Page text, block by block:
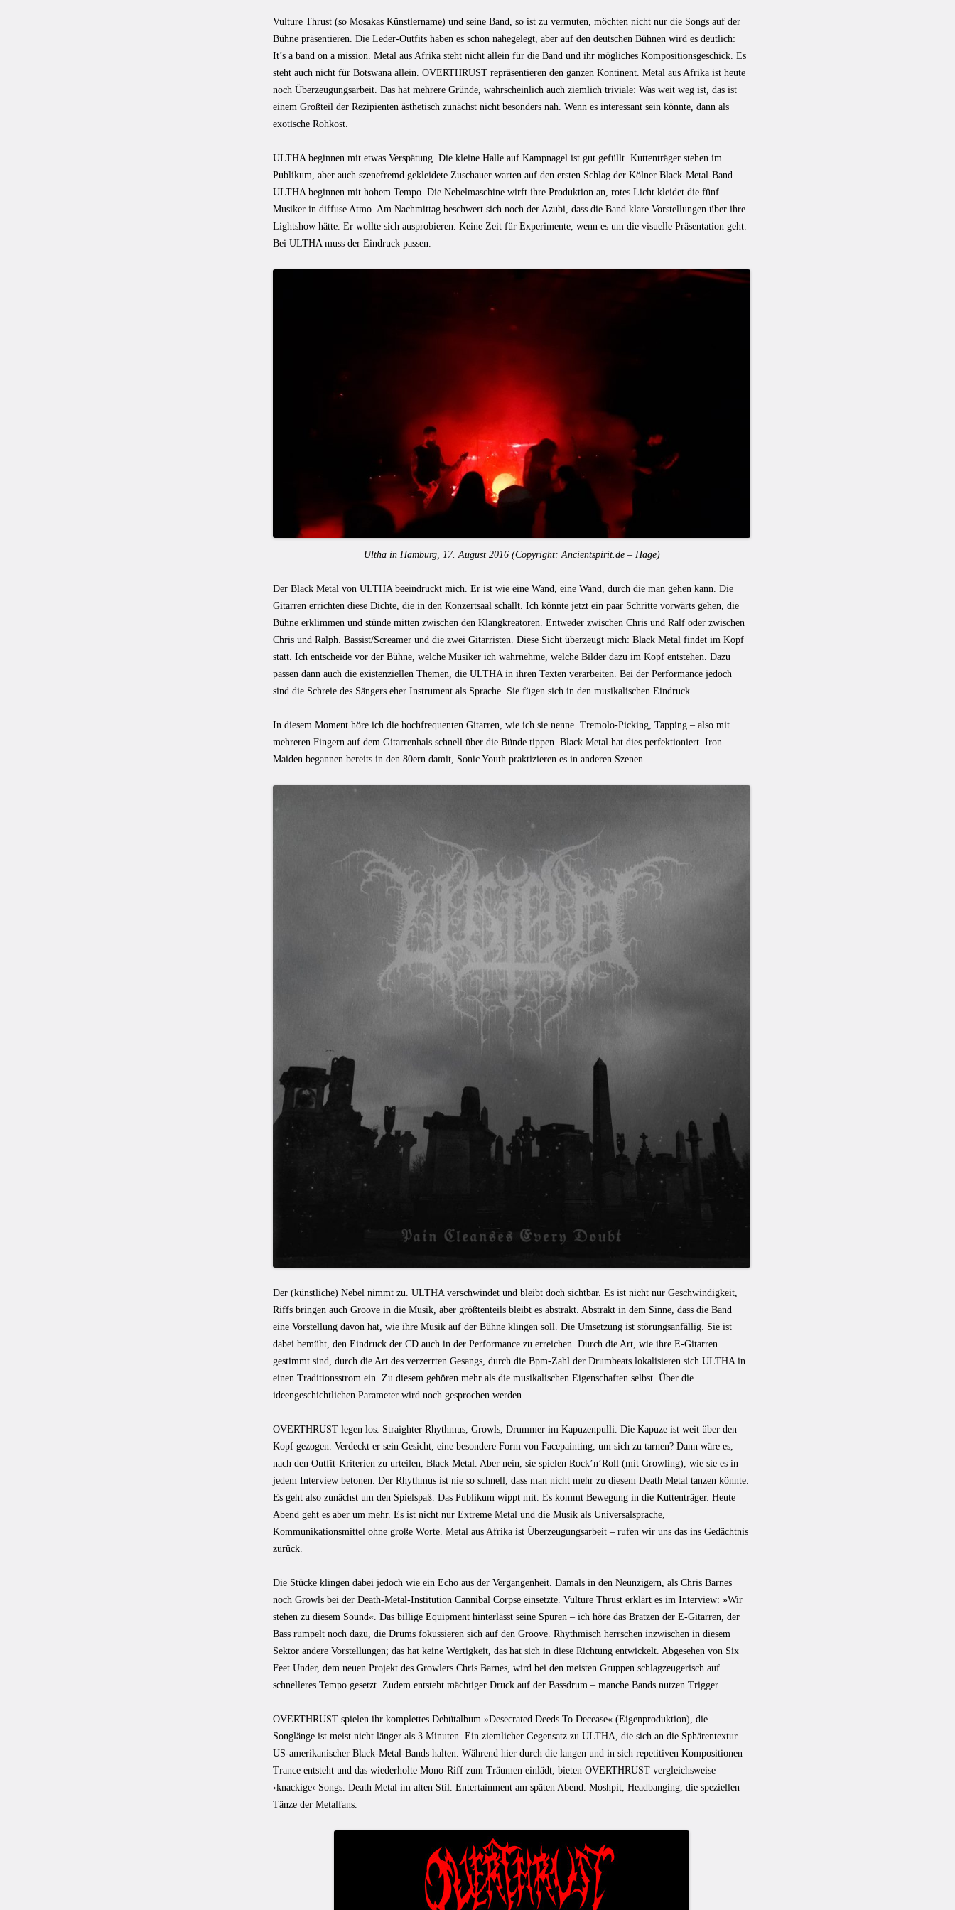
Vulture Thrust (so Mosakas Künstlername) und seine Band, so ist zu vermuten, möchten nicht nur die Songs auf der
Bühne präsentieren. Die Leder-Outfits haben es schon nahegelegt, aber auf den deutschen Bühnen wird es deutlich:
It’s a band on a mission. Metal aus Afrika steht nicht allein für die Band und ihr mögliches Kompositionsgeschick. Es
steht auch nicht für Botswana allein. OVERTHRUST repräsentieren den ganzen Kontinent. Metal aus Afrika ist heute
noch Überzeugungsarbeit. Das hat mehrere Gründe, wahrscheinlich auch ziemlich triviale: Was weit weg ist, das ist
einem Großteil der Rezipienten ästhetisch zunächst nicht besonders nah. Wenn es interessant sein könnte, dann als
exotische Rohkost.
ULTHA beginnen mit etwas Verspätung. Die kleine Halle auf Kampnagel ist gut gefüllt. Kuttenträger stehen im
Publikum, aber auch szenefremd gekleidete Zuschauer warten auf den ersten Schlag der Kölner Black-Metal-Band.
ULTHA beginnen mit hohem Tempo. Die Nebelmaschine wirft ihre Produktion an, rotes Licht kleidet die fünf
Musiker in diffuse Atmo. Am Nachmittag beschwert sich noch der Azubi, dass die Band klare Vorstellungen über ihre
Lightshow hätte. Er wollte sich ausprobieren. Keine Zeit für Experimente, wenn es um die visuelle Präsentation geht.
Bei ULTHA muss der Eindruck passen.
Ultha in Hamburg, 17. August 2016 (Copyright: Ancientspirit.de – Hage)
Der Black Metal von ULTHA beeindruckt mich. Er ist wie eine Wand, eine Wand, durch die man gehen kann. Die
Gitarren errichten diese Dichte, die in den Konzertsaal schallt. Ich könnte jetzt ein paar Schritte vorwärts gehen, die
Bühne erklimmen und stünde mitten zwischen den Klangkreatoren. Entweder zwischen Chris und Ralf oder zwischen
Chris und Ralph. Bassist/Screamer und die zwei Gitarristen. Diese Sicht überzeugt mich: Black Metal findet im Kopf
statt. Ich entscheide vor der Bühne, welche Musiker ich wahrnehme, welche Bilder dazu im Kopf entstehen. Dazu
passen dann auch die existenziellen Themen, die ULTHA in ihren Texten verarbeiten. Bei der Performance jedoch
sind die Schreie des Sängers eher Instrument als Sprache. Sie fügen sich in den musikalischen Eindruck.
In diesem Moment höre ich die hochfrequenten Gitarren, wie ich sie nenne. Tremolo-Picking, Tapping – also mit
mehreren Fingern auf dem Gitarrenhals schnell über die Bünde tippen. Black Metal hat dies perfektioniert. Iron
Maiden begannen bereits in den 80ern damit, Sonic Youth praktizieren es in anderen Szenen.
Der (künstliche) Nebel nimmt zu. ULTHA verschwindet und bleibt doch sichtbar. Es ist nicht nur Geschwindigkeit,
Riffs bringen auch Groove in die Musik, aber größtenteils bleibt es abstrakt. Abstrakt in dem Sinne, dass die Band
eine Vorstellung davon hat, wie ihre Musik auf der Bühne klingen soll. Die Umsetzung ist störungsanfällig. Sie ist
dabei bemüht, den Eindruck der CD auch in der Performance zu erreichen. Durch die Art, wie ihre E-Gitarren
gestimmt sind, durch die Art des verzerrten Gesangs, durch die Bpm-Zahl der Drumbeats lokalisieren sich ULTHA in
einen Traditionsstrom ein. Zu diesem gehören mehr als die musikalischen Eigenschaften selbst. Über die
ideengeschichtlichen Parameter wird noch gesprochen werden.
OVERTHRUST legen los. Straighter Rhythmus, Growls, Drummer im Kapuzenpulli. Die Kapuze ist weit über den
Kopf gezogen. Verdeckt er sein Gesicht, eine besondere Form von Facepainting, um sich zu tarnen? Dann wäre es,
nach den Outfit-Kriterien zu urteilen, Black Metal. Aber nein, sie spielen Rock’n’Roll (mit Growling), wie sie es in
jedem Interview betonen. Der Rhythmus ist nie so schnell, dass man nicht mehr zu diesem Death Metal tanzen könnte.
Es geht also zunächst um den Spielspaß. Das Publikum wippt mit. Es kommt Bewegung in die Kuttenträger. Heute
Abend geht es aber um mehr. Es ist nicht nur Extreme Metal und die Musik als Universalsprache,
Kommunikationsmittel ohne große Worte. Metal aus Afrika ist Überzeugungsarbeit – rufen wir uns das ins Gedächtnis
zurück.
Die Stücke klingen dabei jedoch wie ein Echo aus der Vergangenheit. Damals in den Neunzigern, als Chris Barnes
noch Growls bei der Death-Metal-Institution Cannibal Corpse einsetzte. Vulture Thrust erklärt es im Interview: »Wir
stehen zu diesem Sound«. Das billige Equipment hinterlässt seine Spuren – ich höre das Bratzen der E-Gitarren, der
Bass rumpelt noch dazu, die Drums fokussieren sich auf den Groove. Rhythmisch herrschen inzwischen in diesem
Sektor andere Vorstellungen; das hat keine Wertigkeit, das hat sich in diese Richtung entwickelt. Abgesehen von Six
Feet Under, dem neuen Projekt des Growlers Chris Barnes, wird bei den meisten Gruppen schlagzeugerisch auf
schnelleres Tempo gesetzt. Zudem entsteht mächtiger Druck auf der Bassdrum – manche Bands nutzen Trigger.
OVERTHRUST spielen ihr komplettes Debütalbum »Desecrated Deeds To Decease« (Eigenproduktion), die
Songlänge ist meist nicht länger als 3 Minuten. Ein ziemlicher Gegensatz zu ULTHA, die sich an die Sphärentextur
US-amerikanischer Black-Metal-Bands halten. Während hier durch die langen und in sich repetitiven Kompositionen
Trance entsteht und das wiederholte Mono-Riff zum Träumen einlädt, bieten OVERTHRUST vergleichsweise
›knackige‹ Songs. Death Metal im alten Stil. Entertainment am späten Abend. Moshpit, Headbanging, die speziellen
Tänze der Metalfans.